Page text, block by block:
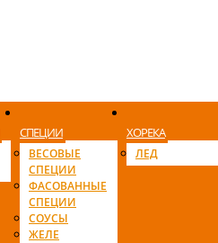
СПЕЦИИ
ВЕСОВЫЕ
СПЕЦИИ
ФАСОВАННЫЕ
СПЕЦИИ
СОУСЫ
ЖЕЛЕ
ХОРЕКА
ЛЕД